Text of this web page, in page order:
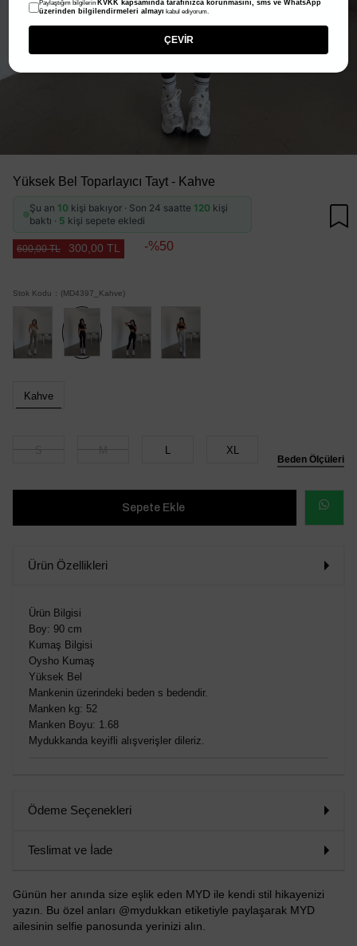
Yüksek Bel Toparlayıcı Tayt - Kahve
Şu an 10 kişi bakıyor · Son 24 saatte 120 kişi
baktı · 5 kişi sepete ekledi
600,00 TL 300,00 TL 50
Stok Kodu (MD4397_Kahve)
Beden Ölçüleri
Kahve
XL
SİPARİŞ
Ürün Özellikleri
Ürün Bilgisi
Boy: 90 cm
Kumaş Bilgisi
Oysho Kumaş
Yüksek Bel
Mankenin üzerindeki beden s bedendir.
Manken kg: 52
Manken Boyu: 1.68
Mydukkanda keyifli alışverişler dileriz.
Ödeme Seçenekleri
Teslimat ve İade
Günün her anında size eşlik eden MYD ile kendi stil hikayenizi
yazın. Bu özel anları @mydukkan etiketiyle paylaşarak MYD
ailesinin selfie panosunda yerinizi alın.
Paylaştığım bilgilerin KVKK kapsamında tarafınızca korunmasını, sms ve WhatsApp
üzerinden bilgilendirmeleri almayı kabul ediyorum.
ÇEVİR